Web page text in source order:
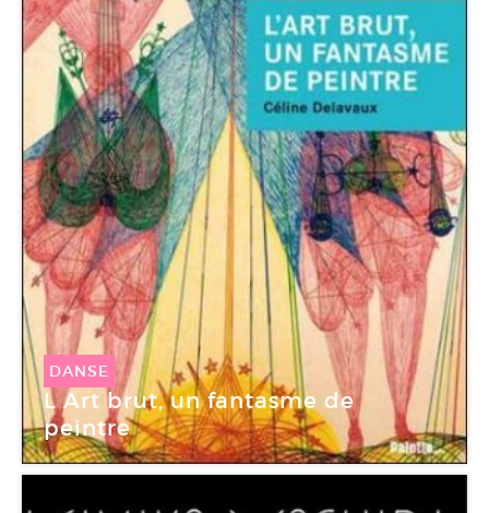
DANSE
L Art brut, un fantasme de
peintre